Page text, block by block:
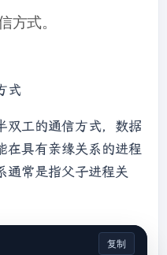
方式。
式
双工的通信方式，数据
在具有亲缘关系的进程
通常是指父子进程关
复制